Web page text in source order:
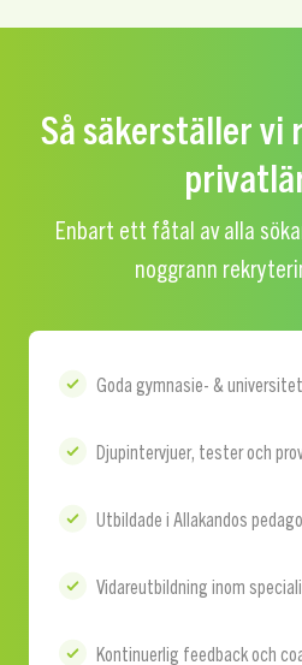
Så säkerställer
Enbart ett fåtal av alla
noggrann
Goda gymnasie- &
Djupintervjuer, tester och
Utbildade i Allakandos
Vidareutbildning inom
Kontinuerlig feedback och